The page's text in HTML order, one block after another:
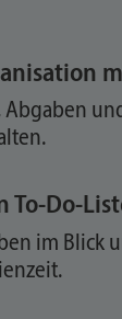
Abgaben
To-Do-
im Blick